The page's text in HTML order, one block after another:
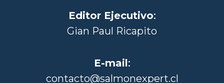
Editor Ejecutivo:
Gian Paul Ricapito
E-mail:
contacto@salmonexpert.cl